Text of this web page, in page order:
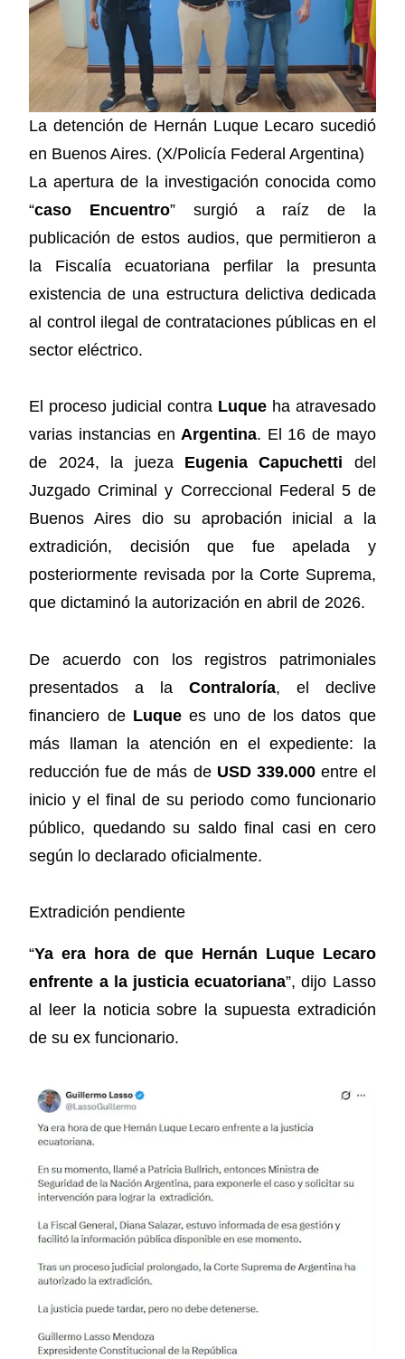
La detención de Hernán Luque Lecaro sucedió
en Buenos Aires. (X/Policía Federal Argentina)
La apertura de la investigación conocida como
“caso Encuentro” surgió a raíz de la
publicación de estos audios, que permitieron a
la Fiscalía ecuatoriana perfilar la presunta
existencia de una estructura delictiva dedicada
al control ilegal de contrataciones públicas en el
sector eléctrico.
El proceso judicial contra Luque ha atravesado
varias instancias enArgentina. El 16 de mayo
de 2024, la jueza Eugenia Capuchetti del
Juzgado Criminal y Correccional Federal 5 de
Buenos Aires dio su aprobación inicial a la
extradición, decisión que fue apelada y
posteriormente revisada por la Corte Suprema,
que dictaminó la autorización en abril de 2026.
De acuerdo con los registros patrimoniales
presentados a la Contraloría, el declive
financiero de Luque es uno de los datos que
más llaman la atención en el expediente: la
reducción fue de más de USD 339.000entre el
inicio y el final de su periodo como funcionario
público, quedando su saldo final casi en cero
según lo declarado oficialmente.
Extradición pendiente
“Ya era hora de que Hernán Luque Lecaro
enfrente a la justicia ecuatoriana”, dijo Lasso
al leer la noticia sobre la supuesta extradición
de su ex funcionario.